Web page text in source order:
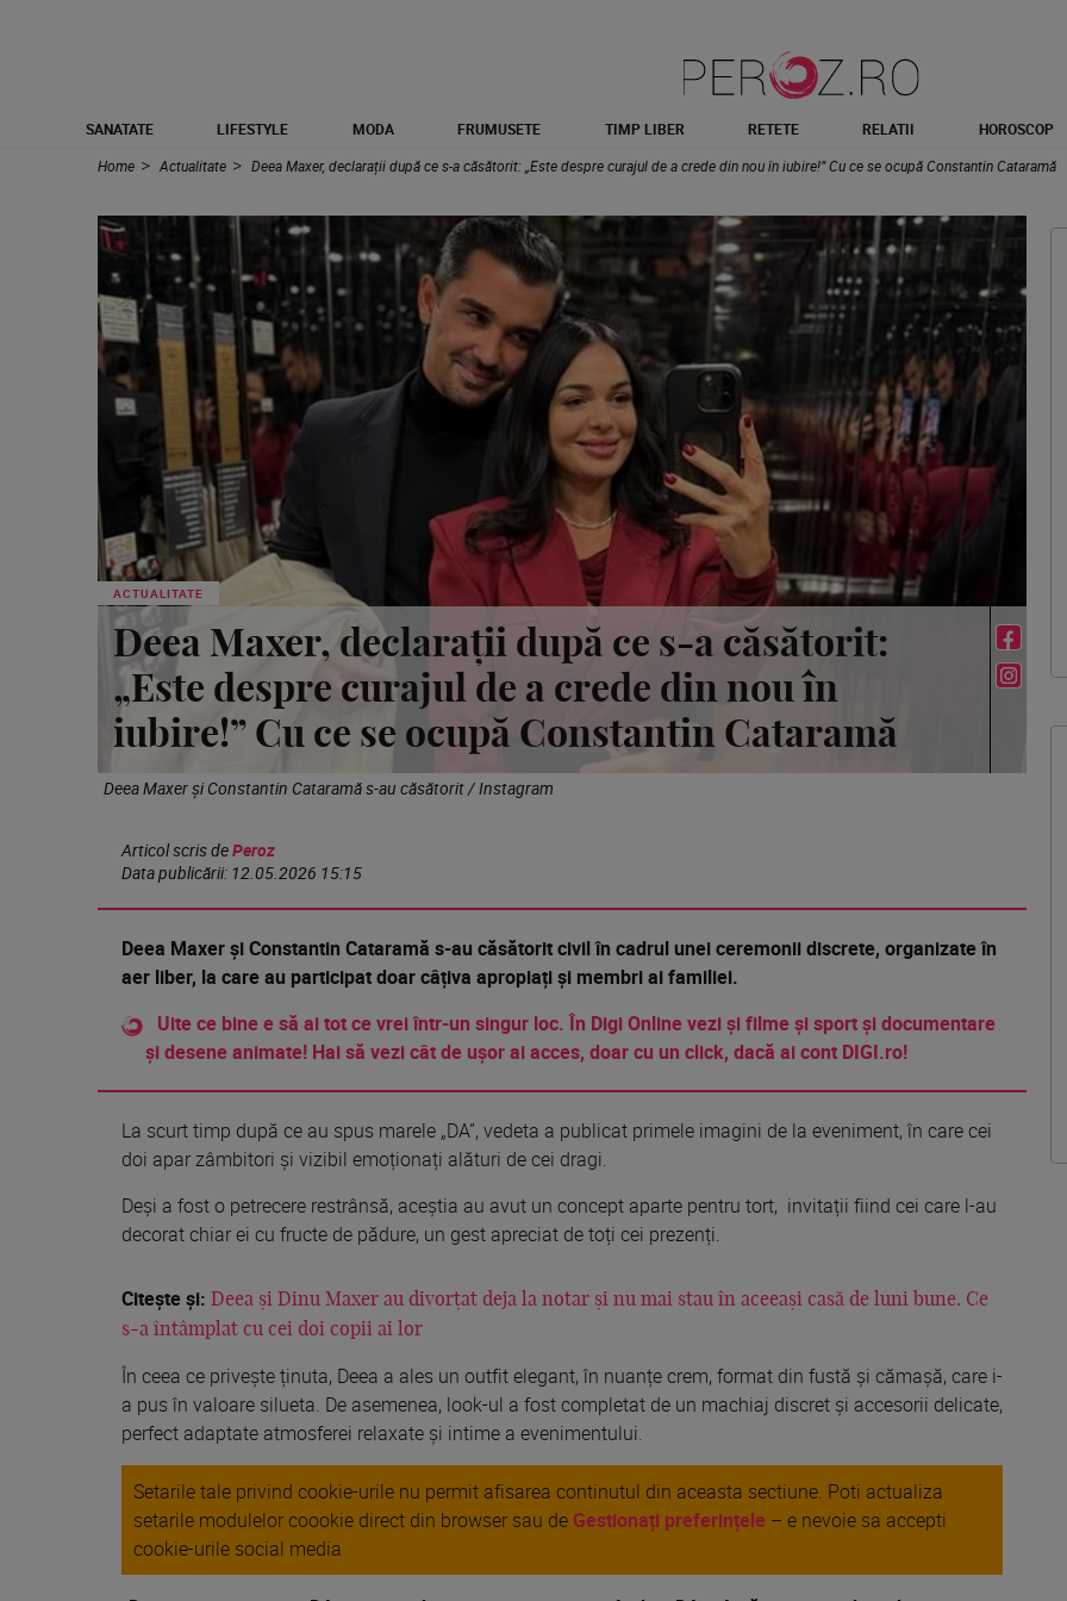
SANATATE LIFESTYLE MODA FRUMUSETE TIMP LIBER RETETE RELATII
HOROSCOP
Home
Actualitate Deea Maxer, declarații după ce s-a căsătorit: „Este despre curajul de a crede din nou în iubire!” Cu ce se ocupă Constantin Cataramă
ACTUALITATE
Deea Maxer și Constantin Cataramă s-au căsătorit / Instagram
Deea Maxer, declarații după ce s-a căsătorit:
„Este despre curajul de a crede din nou în
iubire!” Cu ce se ocupă Constantin Cataramă
Articol scris dePeroz
Data publicării: 12.05.2026 15:15
Deea Maxer și Constantin Cataramă s-au căsătorit civil în cadrul unei ceremonii discrete, organizate în
aer liber, la care au participat doar câțiva apropiați și membri ai familiei.
Uite ce bine e să ai tot ce vrei într-un singur loc. În Digi Online vezi și filme și sport și documentare
și desene animate! Hai să vezi cât de ușor ai acces, doar cu un click, dacă ai cont DIGI.ro!
La scurt timp după ce au spus marele „DA”, vedeta a publicat primele imagini de la eveniment, în care cei
doi apar zâmbitori și vizibil emoționați alături de cei dragi.
Deși a fost o petrecere restrânsă, aceștia au avut un concept aparte pentru tort, invitații fiind cei care l-au
decorat chiar ei cu fructe de pădure, un gest apreciat de toți cei prezenți.
Citește și: Deea și Dinu Maxer au divorțat deja la notar și nu mai stau în aceeași casă de luni bune. Ce
s-a întâmplat cu cei doi copii ai lor
În ceea ce privește ținuta, Deea a ales un outfit elegant, în nuanțe crem, format din fustă și cămașă, care i-
a pus în valoare silueta. De asemenea, look-ul a fost completat de un machiaj discret și accesorii delicate,
perfect adaptate atmosferei relaxate și intime a evenimentului.
Setarile tale privind cookie-urile nu permit afisarea continutul din aceasta sectiune. Poti actualiza
setarile modulelor coookie direct din browser sau de Gestionați preferințele – e nevoie sa accepti
cookie-urile social media